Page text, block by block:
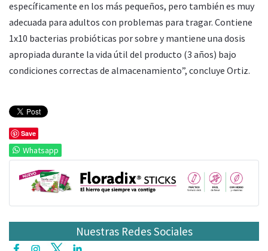
específicamente en los más pequeños, pero también es muy
adecuada para adultos con problemas para tragar. Contiene
1x10 bacterias probióticas por sobre y mantiene una dosis
apropiada durante la vida útil del producto (3 años) bajo
condiciones correctas de almacenamiento”, concluye Ortiz.
Save
Whatsapp
Nuestras Redes Sociales